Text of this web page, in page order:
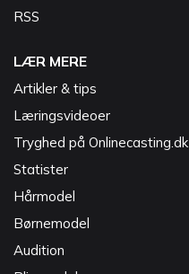
RSS
LÆR MERE
Artikler & tips
Læringsvideoer
Tryghed på Onlinecasting.dk
Statister
Hårmodel
Børnemodel
Audition